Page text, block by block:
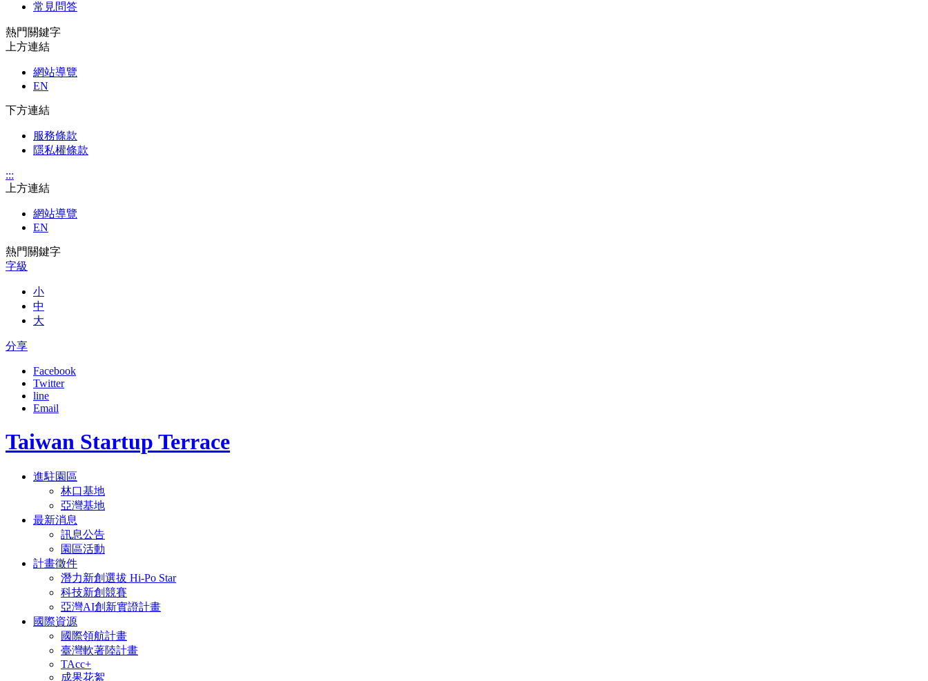
常見問答
熱門關鍵字
上方連結
網站導覽
EN
下方連結
服務條款
隱私權條款
:::
上方連結
網站導覽
EN
熱門關鍵字
字級
小
中
大
分享
Facebook
Twitter
line
Email
Taiwan Startup Terrace
進駐園區
林口基地
亞灣基地
最新消息
訊息公告
園區活動
計畫徵件
潛力新創選拔 Hi-Po Star
科技新創競賽
亞灣AI創新實證計畫
國際資源
國際領航計畫
臺灣軟著陸計畫
TAcc+
成果花絮